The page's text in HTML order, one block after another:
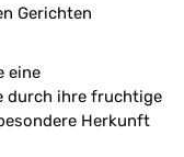
Gerichten
eine
durch ihre fruchtige
Herkunft